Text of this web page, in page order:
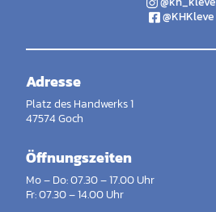
@KHKleve
Adresse
Platz des Handwerks 1
47574 Goch
Öffnungszeiten
Mo – Do: 07.30 – 17.00 Uhr
Fr: 07.30 – 14.00 Uhr